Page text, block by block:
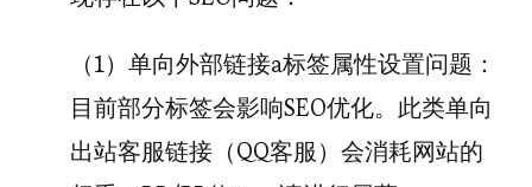
（1）单向外部链接a标签属性设置问题：
目前部分标签会影响SEO优化。此类单向
出站客服链接（QQ客服）会消耗网站的